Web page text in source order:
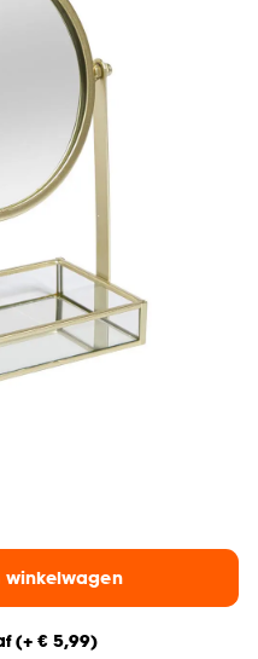
winkelwagen
(+ € 5,99)